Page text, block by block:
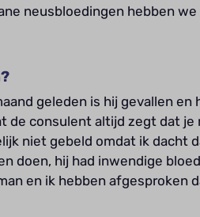
neusbloedingen hebben
geleden is hij gevallen
de consulent altijd zegt dat
niet gebeld omdat ik dacht
doen, hij had inwendige
en ik hebben afgesproken